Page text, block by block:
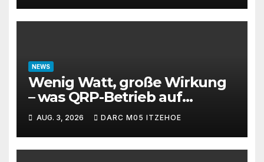
NEWS
Wenig Watt, große Wirkung
– was QRP-Betrieb auf
Kurzwelle wirklich kann
AUG. 3, 2026 DARC M05 ITZEHOE